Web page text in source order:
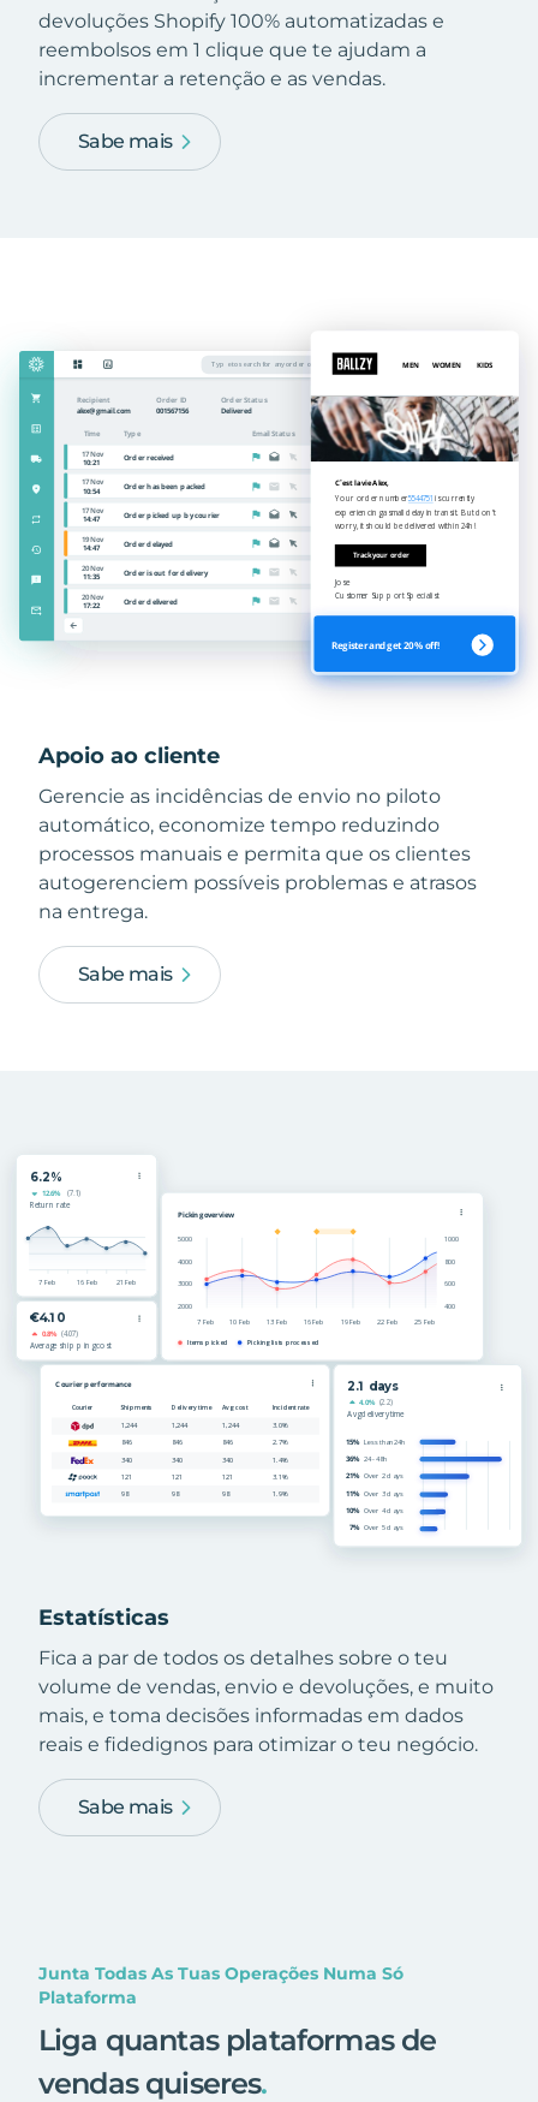
devoluções Shopify 100% automatizadas e
reembolsos em 1 clique que te ajudam a
incrementar a retenção e as vendas.
Sabe mais
Apoio ao cliente
Gerencie as incidências de envio no piloto
automático, economize tempo reduzindo
processos manuais e permita que os clientes
autogerenciem possíveis problemas e atrasos
na entrega.
Sabe mais
Estatísticas
Fica a par de todos os detalhes sobre o teu
volume de vendas, envio e devoluções, e muito
mais, e toma decisões informadas em dados
reais e fidedignos para otimizar o teu negócio.
Sabe mais
Junta Todas As Tuas Operações Numa Só
Plataforma
Liga quantas plataformas de
vendas quiseres.